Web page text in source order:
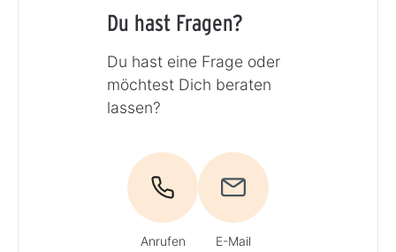
Du hast Fragen?
Du hast eine Frage oder
möchtest Dich beraten
lassen?
Anrufen E-Mail